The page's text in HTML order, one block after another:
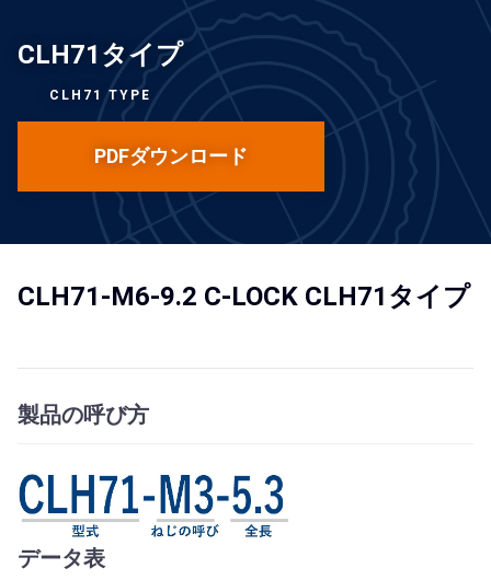
CLH71タイプ
CLH71 TYPE
PDFダウンロード
CLH71-M6-9.2 C-LOCK CLH71タイプ
製品の呼び方
データ表